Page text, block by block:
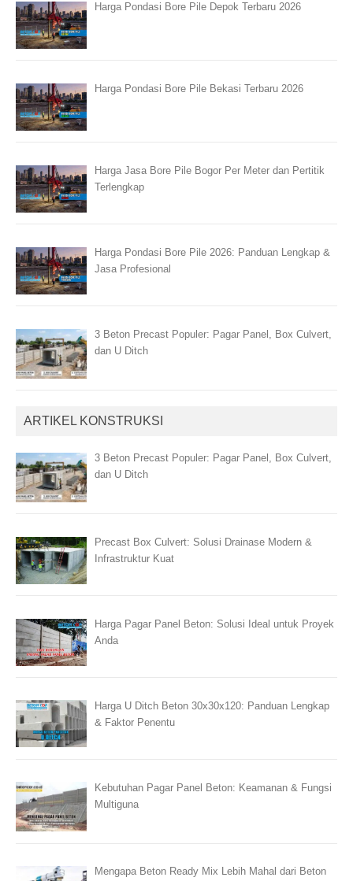
Harga Pondasi Bore Pile Depok Terbaru 2026
Harga Pondasi Bore Pile Bekasi Terbaru 2026
Harga Jasa Bore Pile Bogor Per Meter dan Pertitik
Terlengkap
Harga Pondasi Bore Pile 2026: Panduan Lengkap &
Jasa Profesional
3 Beton Precast Populer: Pagar Panel, Box Culvert,
dan U Ditch
ARTIKEL KONSTRUKSI
3 Beton Precast Populer: Pagar Panel, Box Culvert,
dan U Ditch
Precast Box Culvert: Solusi Drainase Modern &
Infrastruktur Kuat
Harga Pagar Panel Beton: Solusi Ideal untuk Proyek
Anda
Harga U Ditch Beton 30x30x120: Panduan Lengkap
& Faktor Penentu
Kebutuhan Pagar Panel Beton: Keamanan & Fungsi
Multiguna
Mengapa Beton Ready Mix Lebih Mahal dari Beton